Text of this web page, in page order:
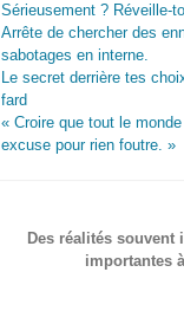
Sérieusement ? Réveille-
Arrête de chercher des
sabotages en interne.
Le secret derrière tes
fard
« Croire que tout le
excuse pour rien foutre. »
Des réalités
importantes